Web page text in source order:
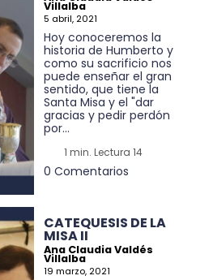
Villalba
5 abril, 2021
Hoy conoceremos la
historia de Humberto y
como su sacrificio nos
puede enseñar el gran
sentido, que tiene la
Santa Misa y el "dar
gracias y pedir perdón
por...
1 min. Lectura 14
0 Comentarios
CATEQUESIS DE LA
MISA II
Ana Claudia Valdés
Villalba
19 marzo, 2021